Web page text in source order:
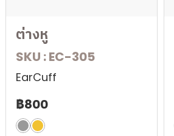
ต่างหู
SKU : EC-305
EarCuff
฿800